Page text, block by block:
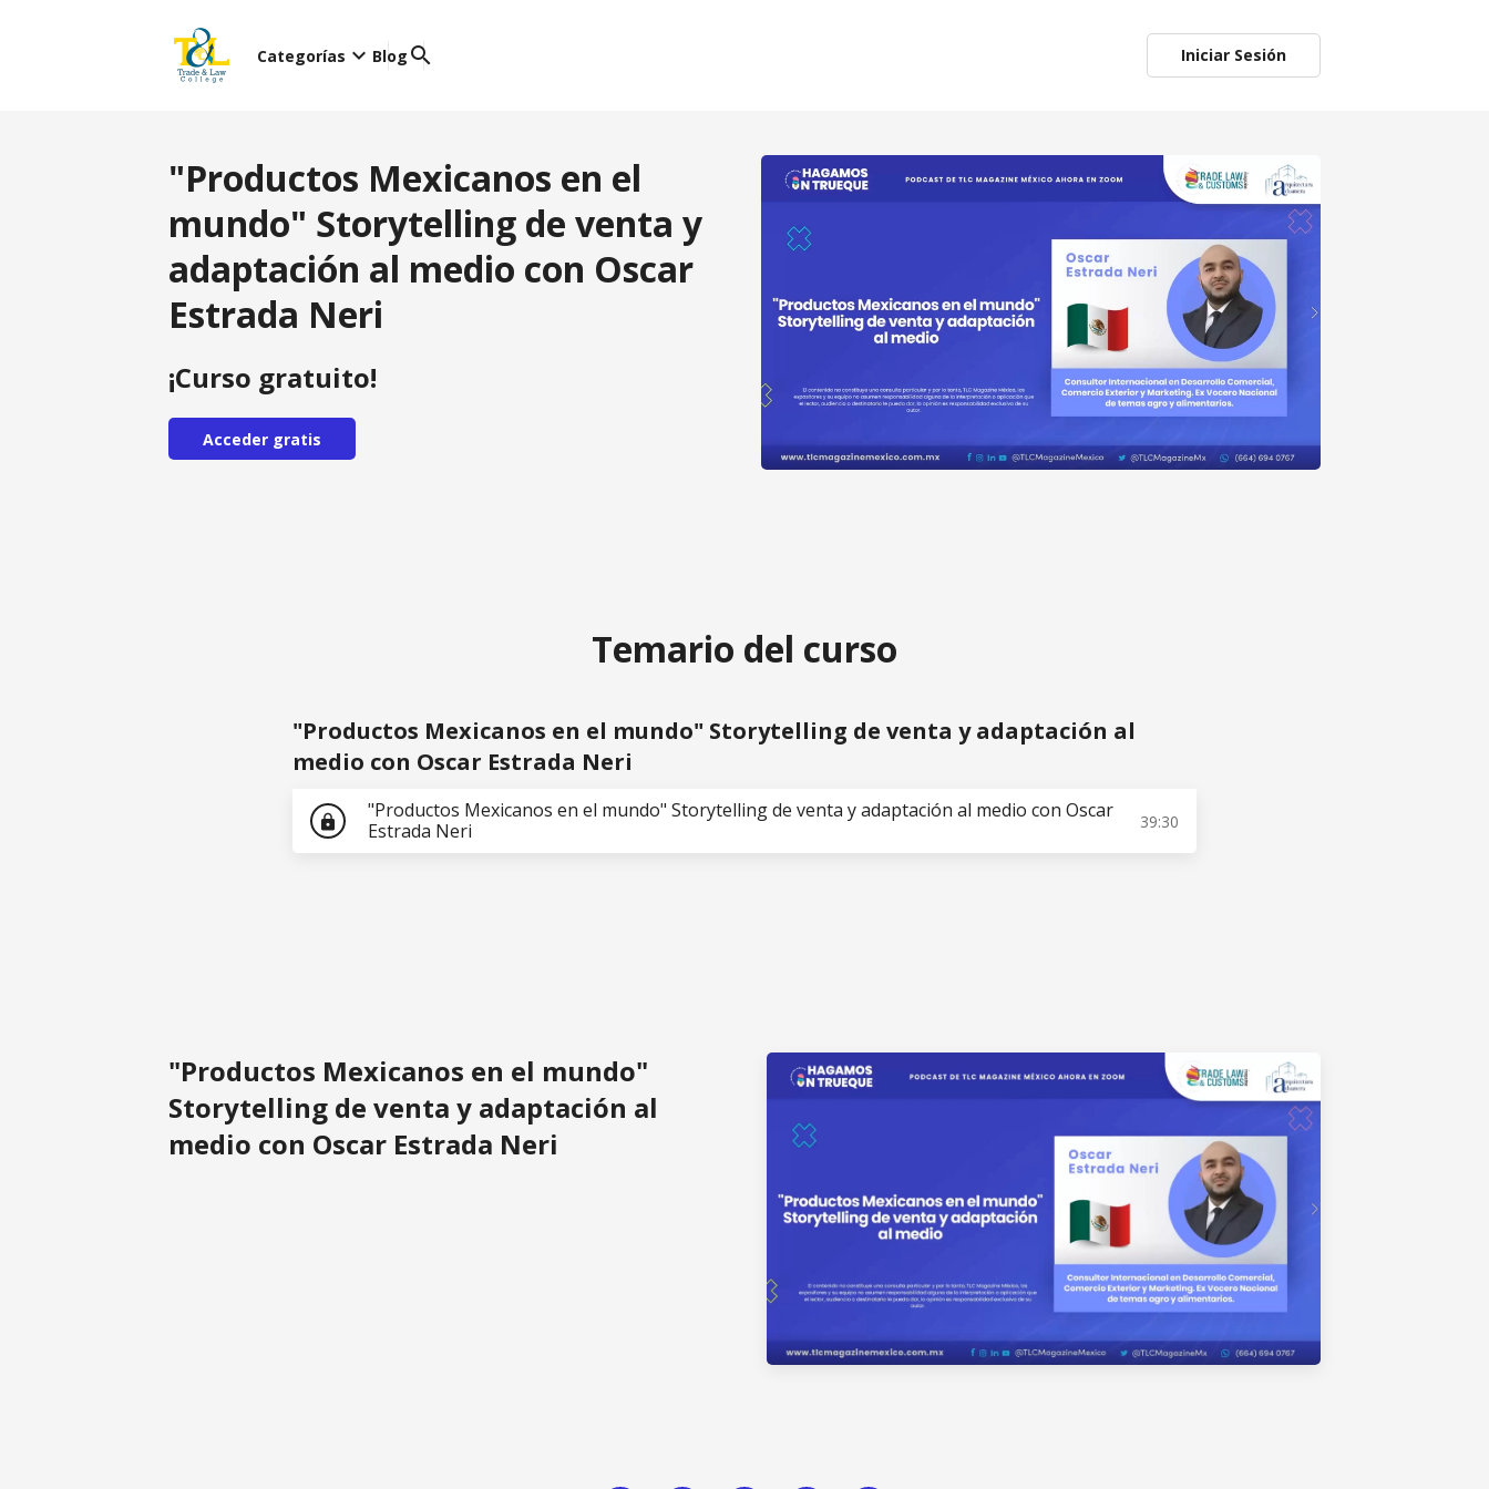
Categorías keyboard_arrow_down Blog search Iniciar Sesión
"Productos Mexicanos en el
mundo" Storytelling de venta y
adaptación al medio con Oscar
Estrada Neri
¡Curso gratuito!
Acceder gratis
Temario del curso
"Productos Mexicanos en el mundo" Storytelling de venta y adaptación al
medio con Oscar Estrada Neri
lock
"Productos Mexicanos en el mundo" Storytelling de venta y adaptación al medio con Oscar
Estrada Neri
39:30
"Productos Mexicanos en el mundo"
Storytelling de venta y adaptación al
medio con Oscar Estrada Neri